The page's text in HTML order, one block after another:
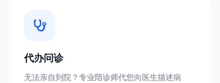
代办问诊
无法亲自到院？专业陪诊师代您向医生描述病